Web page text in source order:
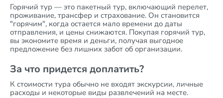
Горячий тур — это пакетный тур, включающий перелет,
проживание, трансфер и страхование. Он становится
"горячим", когда остается мало времени до даты
отправления, и цены снижаются. Покупая горячий тур,
вы экономите время и деньги, получая выгодное
предложение без лишних забот об организации.
За что придется доплатить?
К стоимости тура обычно не входят экскурсии, личные
расходы и некоторые виды развлечений на месте.